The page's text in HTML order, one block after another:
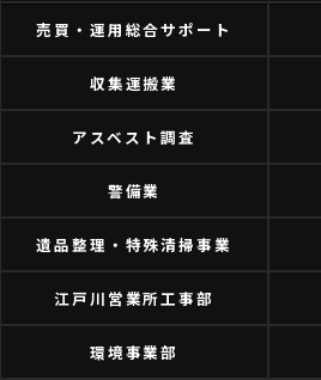
売買・運用総合サポート
収集運搬業
アスベスト調査
警備業
遺品整理・特殊清掃事業
江戸川営業所工事部
環境事業部